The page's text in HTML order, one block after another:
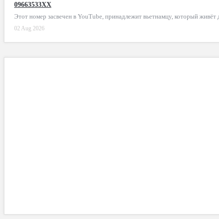
09663533XX
Этот номер засвечен в YouTube, принадлежит вьетнамцу, который живёт
02 Aug 2026